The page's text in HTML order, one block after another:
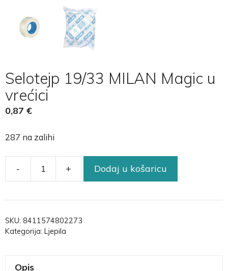
Selotejp 19/33 MILAN Magic u
vrećici
0,87 €
287 na zalihi
- + Dodaj u košaricu
SKU: 8411574802273
Kategorija: Ljepila
Opis